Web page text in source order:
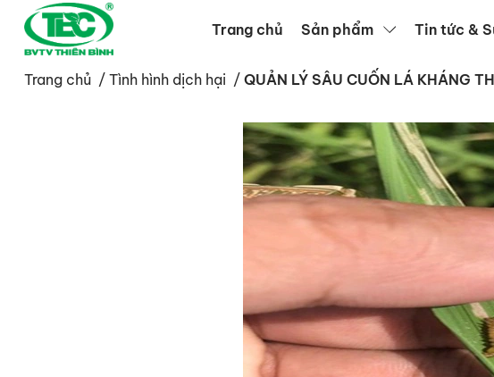
Trang chủ Sản phẩm Tin tức &
Trang chủ / Tình hình dịch hại / QUẢN LÝ SÂU CUỐN LÁ KHÁNG